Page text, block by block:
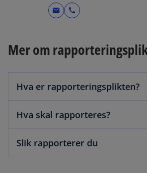
mail call
Mer om
Hva er rapporteringsplikten?
Hva skal rapporteres?
Slik rapporterer du